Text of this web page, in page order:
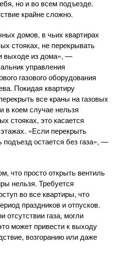
но и во всем подъезде.
крайне сложно.
домов, в чьих квартирах
стояках, не перекрывать
выходе из дома», —
управления
газового оборудования
Покидая квартиру
все краны на газовых
в коем случае нельзя
стояках, это касается
«Если перекрыть
подъезд остается без газа», —
что просто открыть вентиль
нельзя. Требуется
во все квартиры, что
праздников и отпусков.
газа, могли
может привести к выходу
возгоранию или даже